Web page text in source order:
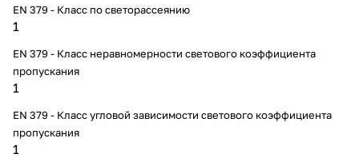
EN 379 - Класс по светорассеянию
1
EN 379 - Класс неравномерности светового коэффициента
пропускания
1
EN 379 - Класс угловой зависимости светового коэффициента
пропускания
1